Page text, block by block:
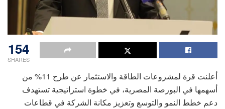
154
SHARES
أعلنت قرة لمشروعات الطاقة والاستثمار عن طرح 11% من
أسهمها في البورصة المصرية، في خطوة استراتيجية تستهدف
دعم خطط النمو والتوسع وتعزيز مكانة الشركة في قطاعات